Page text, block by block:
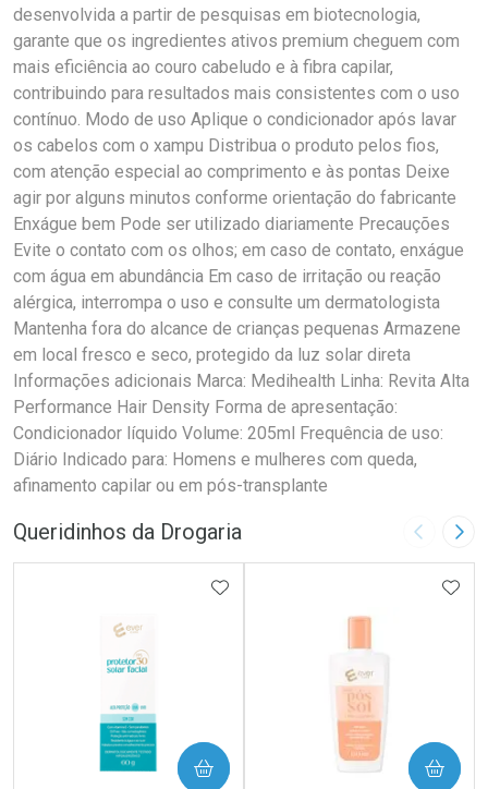
desenvolvida a partir de pesquisas em biotecnologia,
garante que os ingredientes ativos premium cheguem com
mais eficiência ao couro cabeludo e à fibra capilar,
contribuindo para resultados mais consistentes com o uso
contínuo. Modo de uso Aplique o condicionador após lavar
os cabelos com o xampu Distribua o produto pelos fios,
com atenção especial ao comprimento e às pontas Deixe
agir por alguns minutos conforme orientação do fabricante
Enxágue bem Pode ser utilizado diariamente Precauções
Evite o contato com os olhos; em caso de contato, enxágue
com água em abundância Em caso de irritação ou reação
alérgica, interrompa o uso e consulte um dermatologista
Mantenha fora do alcance de crianças pequenas Armazene
em local fresco e seco, protegido da luz solar direta
Informações adicionais Marca: Medihealth Linha: Revita Alta
Performance Hair Density Forma de apresentação:
Condicionador líquido Volume: 205ml Frequência de uso:
Diário Indicado para: Homens e mulheres com queda,
afinamento capilar ou em pós-transplante
Queridinhos da Drogaria Imagem
ADICIONAR AOS FAVORITOS
COMPRAR COMPRAR